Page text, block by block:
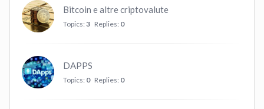
Bitcoin e altre criptovalute
Topics: 3 Replies: 0
DAPPS
Topics: 0 Replies: 0